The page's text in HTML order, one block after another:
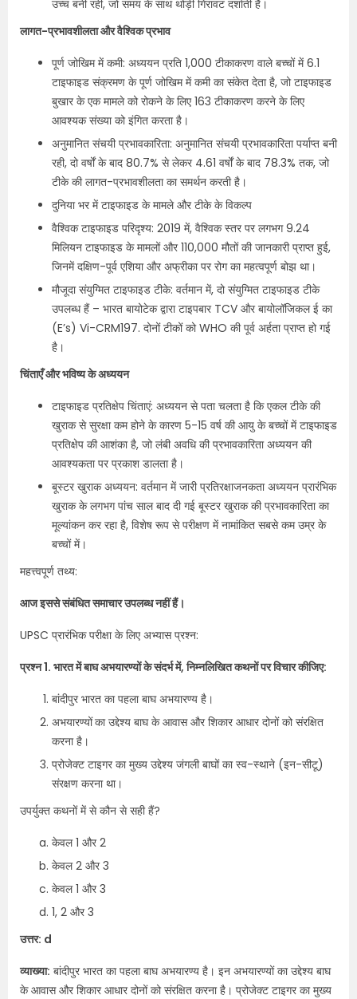
उच्च बनी रही, जो समय के साथ थोड़ी गिरावट दर्शाती है।
लागत-प्रभावशीलता और वैश्विक प्रभाव
पूर्ण जोखिम में कमी: अध्ययन प्रति 1,000 टीकाकरण वाले बच्चों में 6.1
टाइफाइड संक्रमण के पूर्ण जोखिम में कमी का संकेत देता है, जो टाइफाइड
बुखार के एक मामले को रोकने के लिए 163 टीकाकरण करने के लिए
आवश्यक संख्या को इंगित करता है।
अनुमानित संचयी प्रभावकारिता: अनुमानित संचयी प्रभावकारिता पर्याप्त बनी
रही, दो वर्षों के बाद 80.7% से लेकर 4.61 वर्षों के बाद 78.3% तक, जो
टीके की लागत-प्रभावशीलता का समर्थन करती है।
दुनिया भर में टाइफाइड के मामले और टीके के विकल्प
वैश्विक टाइफाइड परिदृश्य: 2019 में, वैश्विक स्तर पर लगभग 9.24
मिलियन टाइफाइड के मामलों और 110,000 मौतों की जानकारी प्राप्त हुई,
जिनमें दक्षिण-पूर्व एशिया और अफ्रीका पर रोग का महत्वपूर्ण बोझ था।
मौजूदा संयुग्मित टाइफाइड टीके: वर्तमान में, दो संयुग्मित टाइफाइड टीके
उपलब्ध हैं – भारत बायोटेक द्वारा टाइपबार TCV और बायोलॉजिकल ई का
(E’s) Vi-CRM197. दोनों टीकों को WHO की पूर्व अर्हता प्राप्त हो गई
है।
चिंताएँ और भविष्य के अध्ययन
टाइफाइड प्रतिक्षेप चिंताएं: अध्ययन से पता चलता है कि एकल टीके की
खुराक से सुरक्षा कम होने के कारण 5-15 वर्ष की आयु के बच्चों में टाइफाइड
प्रतिक्षेप की आशंका है, जो लंबी अवधि की प्रभावकारिता अध्ययन की
आवश्यकता पर प्रकाश डालता है।
बूस्टर खुराक अध्ययन: वर्तमान में जारी प्रतिरक्षाजनकता अध्ययन प्रारंभिक
खुराक के लगभग पांच साल बाद दी गई बूस्टर खुराक की प्रभावकारिता का
मूल्यांकन कर रहा है, विशेष रूप से परीक्षण में नामांकित सबसे कम उम्र के
बच्चों में।
महत्त्वपूर्ण तथ्य:
आज इससे संबंधित समाचार उपलब्ध नहीं हैं।
UPSC प्रारंभिक परीक्षा के लिए अभ्यास प्रश्न:
प्रश्न 1. भारत में बाघ अभयारण्यों के संदर्भ में, निम्नलिखित कथनों पर विचार कीजिए:
बांदीपुर भारत का पहला बाघ अभयारण्य है।
अभयारण्योंका उद्देश्य बाघ के आवास और शिकार आधार दोनों को संरक्षित
करना है।
प्रोजेक्ट टाइगर का मुख्य उद्देश्य जंगली बाघों का स्व-स्थाने (इन-सीटू)
संरक्षण करना था।
उपर्युक्त कथनों में से कौन से सही हैं?
केवल 1 और 2
केवल 2 और 3
केवल 1 और 3
1, 2 और 3
उत्तर: d
व्याख्या: बांदीपुर भारत का पहला बाघ अभयारण्य है। इन अभयारण्यों का उद्देश्य बाघ
के आवास और शिकार आधार दोनों को संरक्षित करना है। प्रोजेक्ट टाइगर का मुख्य